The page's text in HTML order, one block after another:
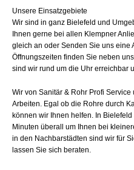
Unsere Einsatzgebiete
Wir sind in ganz Bielefeld und
Ihnen gerne bei allen Klempner
gleich an oder Senden Sie uns eine
Öffnungszeiten finden Sie neben
sind wir rund um die Uhr erreichbar
Wir von Sanitär & Rohr Profi
Arbeiten. Egal ob die Rohre durch
können wir Ihnen helfen. In
Minuten überall um Ihnen bei
in den Nachbarstädten sind wir für
lassen Sie sich beraten.